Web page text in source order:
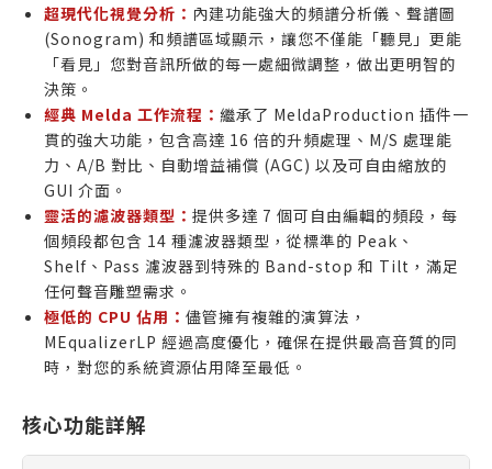
超現代化視覺分析： 內建功能強大的頻譜分析儀、聲譜圖
(Sonogram) 和頻譜區域顯示，讓您不僅能「聽見」更能
「看見」您對音訊所做的每一處細微調整，做出更明智的
決策。
經典 Melda 工作流程： 繼承了 MeldaProduction 插件一
貫的強大功能，包含高達 16 倍的升頻處理、M/S 處理能
力、A/B 對比、自動增益補償 (AGC) 以及可自由縮放的
GUI 介面。
靈活的濾波器類型： 提供多達 7 個可自由編輯的頻段，每
個頻段都包含 14 種濾波器類型，從標準的 Peak、
Shelf、Pass 濾波器到特殊的 Band-stop 和 Tilt，滿足
任何聲音雕塑需求。
極低的 CPU 佔用： 儘管擁有複雜的演算法，
MEqualizerLP 經過高度優化，確保在提供最高音質的同
時，對您的系統資源佔用降至最低。
核心功能詳解